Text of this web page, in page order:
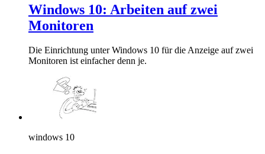
Windows 10: Arbeiten auf zwei
Monitoren
Die Einrichtung unter Windows 10 für die Anzeige auf zwei
Monitoren ist einfacher denn je.
windows 10